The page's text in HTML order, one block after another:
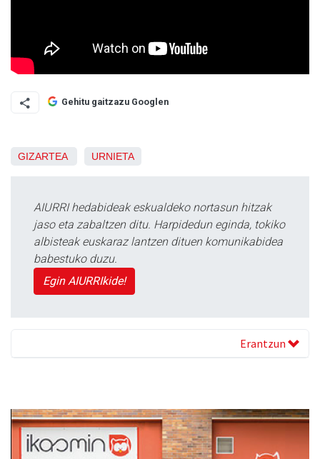
Gehitu gaitzazu Googlen
GIZARTEA URNIETA
AIURRI hedabideak eskualdeko nortasun hitzak
jaso eta zabaltzen ditu. Harpidedun eginda, tokiko
albisteak euskaraz lantzen dituen komunikabidea
babestuko duzu.
Egin AIURRIkide!
Erantzun